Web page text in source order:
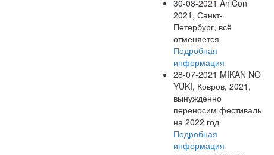
30-08-2021 AniCon
2021, Санкт-
Петербург, всё
отменяется
Подробная
информация
28-07-2021 MIKAN NO
YUKI, Ковров, 2021,
вынужденно
переносим фестиваль
на 2022 год
Подробная
информация